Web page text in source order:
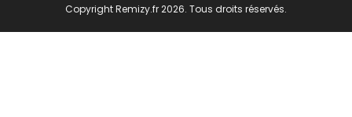
Copyright Remizy.fr 2026. Tous droits réservés.